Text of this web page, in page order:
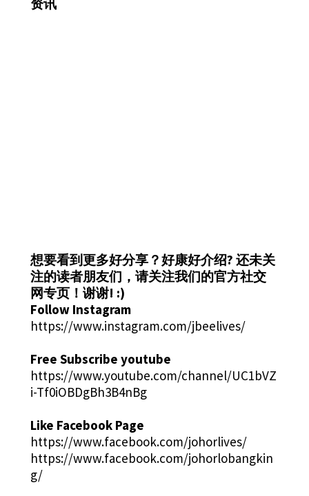
资讯
想要看到更多好分享？好康好介绍? 还未关
注的读者朋友们，请关注我们的官方社交
网专页！谢谢! :)
Follow Instagram
https://www.instagram.com/jbeelives/
Free Subscribe youtube
https://www.youtube.com/channel/UC1bVZ
i-Tf0iOBDgBh3B4nBg
Like Facebook Page
https://www.facebook.com/johorlives/
https://www.facebook.com/johorlobangkin
g/